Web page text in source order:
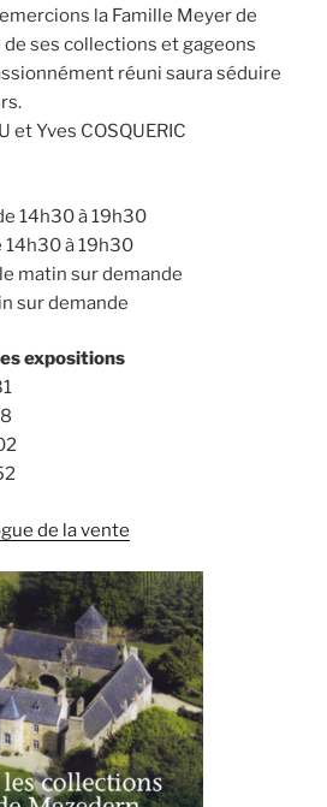
la Famille Meyer de
ses collections et gageons
réuni saura séduire
et Yves COSQUERIC
14h30 à 19h30
14h30 à 19h30
matin sur demande
sur demande
expositions
de la vente